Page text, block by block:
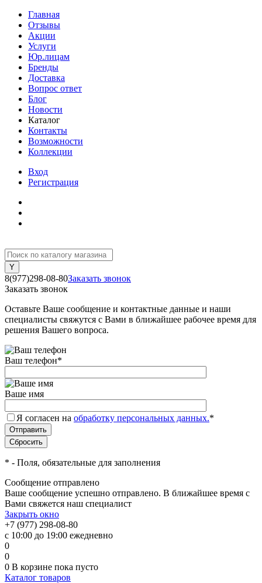
Главная
Отзывы
Акции
Услуги
Юр.лицам
Бренды
Доставка
Вопрос ответ
Блог
Новости
Каталог
Контакты
Возможности
Коллекции
Вход
Регистрация
8(977)298-08-80Заказать звонок
Заказать звонок
Оставьте Ваше сообщение и контактные данные и наши
специалисты свяжутся с Вами в ближайшее рабочее время для
решения Вашего вопроса.
Ваш телефон*
Ваше имя
Я согласен на обработку персональных данных.*
* - Поля, обязательные для заполнения
Сообщение отправлено
Ваше сообщение успешно отправлено. В ближайшее время с
Вами свяжется наш специалист
Закрыть окно
+7 (977) 298-08-80
с 10:00 до 19:00 ежедневно
0
0
0 В корзине пока пусто
Каталог товаров